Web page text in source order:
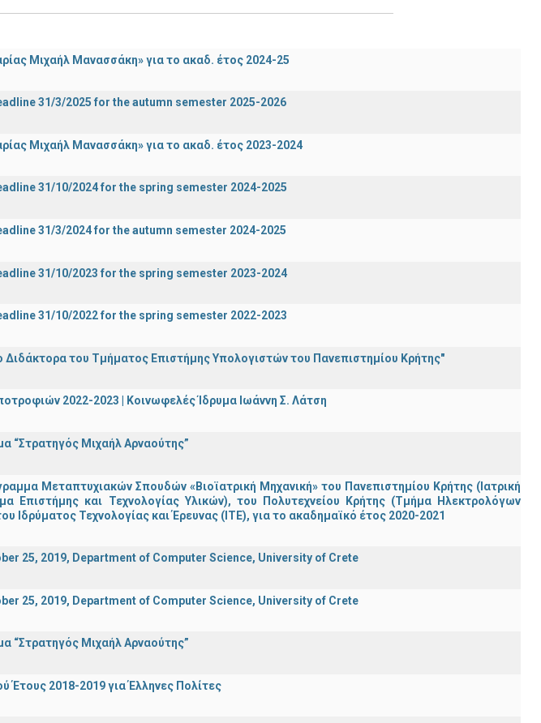
Μιχαήλ Μανασσάκη» για το ακαδ. έτος 2024-25
31/3/2025 for the autumn semester 2025-2026
Μιχαήλ Μανασσάκη» για το ακαδ. έτος 2023-2024
31/10/2024 for the spring semester 2024-2025
31/3/2024 for the autumn semester 2024-2025
31/10/2023 for the spring semester 2023-2024
31/10/2022 for the spring semester 2022-2023
του Τμήματος Επιστήμης Υπολογιστών του Πανεπιστημίου Κρήτης"
2022-2023 | Κοινωφελές Ίδρυμα Ιωάννη Σ. Λάτση
Μιχαήλ Αρναούτης”
Μεταπτυχιακών Σπουδών «Βιοϊατρική Μηχανική» του Πανεπιστημίου Κρήτης (Ιατρική
Επιστήμης και Τεχνολογίας Υλικών), του Πολυτεχνείου Κρήτης (Τμήμα Ηλεκτρολόγων
Ιδρύματος Τεχνολογίας και Έρευνας (ΙΤΕ), για το ακαδημαϊκό έτος 2020-2021
25, 2019, Department of Computer Science, University of Crete
25, 2019, Department of Computer Science, University of Crete
Μιχαήλ Αρναούτης”
2018-2019 για Έλληνες Πολίτες